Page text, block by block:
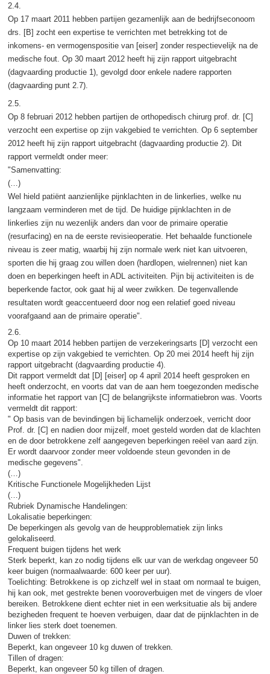
2.4.
Op 17 maart 2011 hebben partijen gezamenlijk aan de bedrijfseconoom
drs. [B] zocht een expertise te verrichten met betrekking tot de
inkomens- en vermogenspositie van [eiser] zonder respectievelijk na de
medische fout. Op 30 maart 2012 heeft hij zijn rapport uitgebracht
(dagvaarding productie 1), gevolgd door enkele nadere rapporten
(dagvaarding punt 2.7).
2.5.
Op 8 februari 2012 hebben partijen de orthopedisch chirurg prof. dr. [C]
verzocht een expertise op zijn vakgebied te verrichten. Op 6 september
2012 heeft hij zijn rapport uitgebracht (dagvaarding productie 2). Dit
rapport vermeldt onder meer:
"Samenvatting:
(…)
Wel hield patiënt aanzienlijke pijnklachten in de linkerlies, welke nu
langzaam verminderen met de tijd. De huidige pijnklachten in de
linkerlies zijn nu wezenlijk anders dan voor de primaire operatie
(resurfacing) en na de eerste revisieoperatie. Het behaalde functionele
niveau is zeer matig, waarbij hij zijn normale werk niet kan uitvoeren,
sporten die hij graag zou willen doen (hardlopen, wielrennen) niet kan
doen en beperkingen heeft in ADL activiteiten. Pijn bij activiteiten is de
beperkende factor, ook gaat hij al weer zwikken. De tegenvallende
resultaten wordt geaccentueerd door nog een relatief goed niveau
voorafgaand aan de primaire operatie".
2.6.
Op 10 maart 2014 hebben partijen de verzekeringsarts [D] verzocht een
expertise op zijn vakgebied te verrichten. Op 20 mei 2014 heeft hij zijn
rapport uitgebracht (dagvaarding productie 4).
Dit rapport vermeldt dat [D] [eiser] op 4 april 2014 heeft gesproken en
heeft onderzocht, en voorts dat van de aan hem toegezonden medische
informatie het rapport van [C] de belangrijkste informatiebron was. Voorts
vermeldt dit rapport:
" Op basis van de bevindingen bij lichamelijk onderzoek, verricht door
Prof. dr. [C] en nadien door mijzelf, moet gesteld worden dat de klachten
en de door betrokkene zelf aangegeven beperkingen reëel van aard zijn.
Er wordt daarvoor zonder meer voldoende steun gevonden in de
medische gegevens".
(…)
Kritische Functionele Mogelijkheden Lijst
(…)
Rubriek Dynamische Handelingen:
Lokalisatie beperkingen:
De beperkingen als gevolg van de heupproblematiek zijn links
gelokaliseerd.
Frequent buigen tijdens het werk
Sterk beperkt, kan zo nodig tijdens elk uur van de werkdag ongeveer 50
keer buigen (normaalwaarde: 600 keer per uur).
Toelichting: Betrokkene is op zichzelf wel in staat om normaal te buigen,
hij kan ook, met gestrekte benen vooroverbuigen met de vingers de vloer
bereiken. Betrokkene dient echter niet in een werksituatie als bij andere
bezigheden frequent te hoeven verbuigen, daar dat de pijnklachten in de
linker lies sterk doet toenemen.
Duwen of trekken:
Beperkt, kan ongeveer 10 kg duwen of trekken.
Tillen of dragen:
Beperkt, kan ongeveer 50 kg tillen of dragen.